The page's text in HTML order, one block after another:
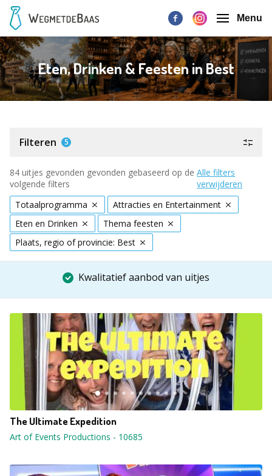
Menu
Eten, Drinken & Feesten in Best
Filteren 5
84 uitjes gevonden gevonden gebaseerd op de
volgende filters
Alle filters
verwijderen
Totaalprogramma
Attracties en Entertainment
Eten en Drinken
Thema feesten
Plaats, regio of provincie: Best
Kwalitatief aanbod van uitjes
The Ultimate Expedition
Art of Events Productions - 10685